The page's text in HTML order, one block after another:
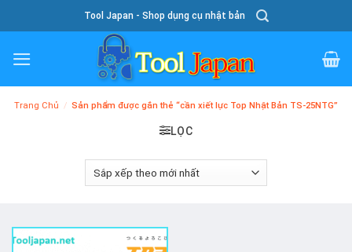
To
Content
Tool Japan - Shop dụng cụ nhật bản
Trang Chủ / Sản phẩm được gắn thẻ “cần xiết lực Top Nhật Bản TS-25NTG”
LỌC